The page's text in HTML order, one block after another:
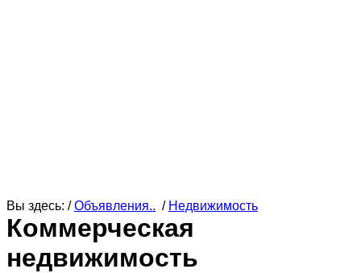
Вы здесь: /Объявления.. / Недвижимость
Коммерческая
недвижимость